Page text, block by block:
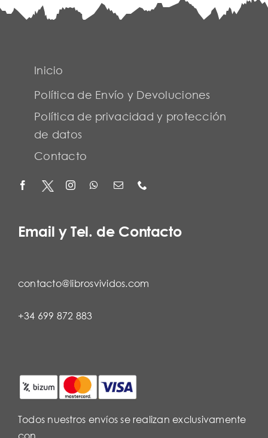
Inicio
Política de Envío y Devoluciones
Política de privacidad y protección
de datos
Contacto
Email y Tel. de Contacto
contacto@librosvividos.com
+34 699 872 883
Todos nuestros envíos se realizan exclusivamente
con